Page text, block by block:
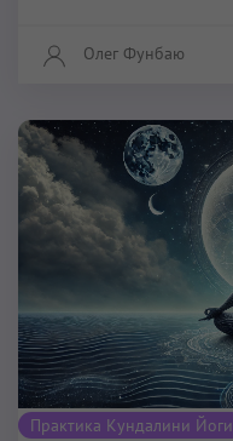
Олег Фунбаю
Практика Кундалини Йоги